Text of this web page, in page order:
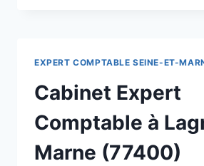
EXPERT COMPTABLE SEINE-ET-
Cabinet Expert
Comptable à
Marne (77400)